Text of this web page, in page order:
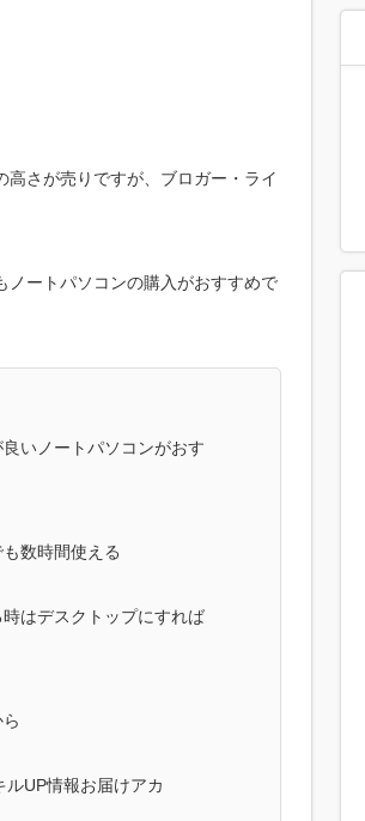
さが売りですが、ブロガー・ライ
ノートパソコンの購入がおすすめで
いノートパソコンがおす
数時間使える
はデスクトップにすれば
UP情報お届けアカ